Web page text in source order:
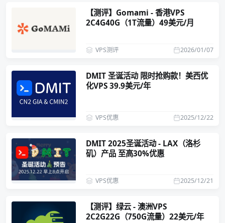
【测评】Gomami - 香港VPS
2C4G40G（1T流量）49美元/月
2026/01/07
VPS测评
DMIT 圣诞活动 限时抢购款！美西优
化VPS 39.9美元/年
2025/12/22
VPS优惠
DMIT 2025圣诞活动 - LAX（洛杉
矶）产品 至高30%优惠
2025/12/21
VPS优惠
【测评】绿云 - 澳洲VPS
2C2G22G（750G流量）22美元/年